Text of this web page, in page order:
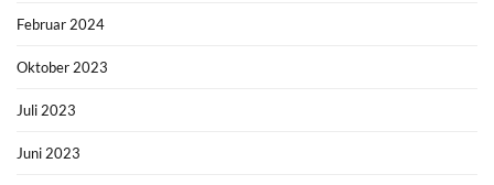
Februar 2024
Oktober 2023
Juli 2023
Juni 2023